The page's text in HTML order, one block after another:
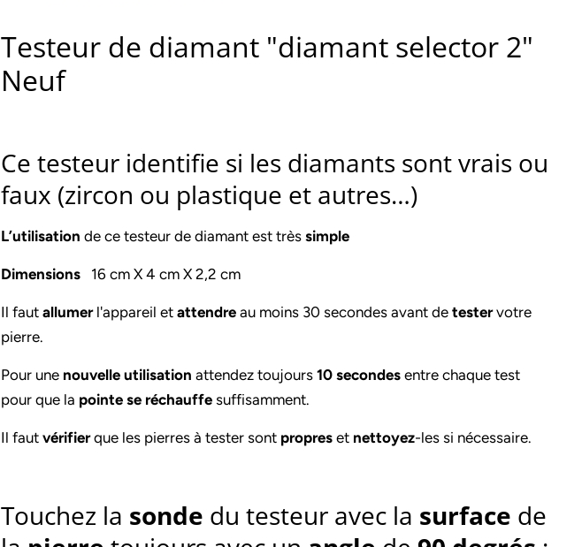
Testeur de diamant "diamant selector 2"
Neuf
Ce testeur identifie si les diamants sont vrais ou
faux (zircon ou plastique et autres…)
L’utilisation de ce testeur de diamant est très simple
Dimensions 16 cm X 4 cm X 2,2 cm
Il faut allumerl'appareil et attendre au moins 30 secondes avant de testervotre
pierre.
Pour une nouvelle utilisation attendez toujours 10 secondes entre chaque test
pour que la pointe se réchauffe suffisamment.
Il faut vérifierque les pierres à tester sont propres et nettoyez-les si nécessaire.
Touchez la sonde du testeur avec la surface de